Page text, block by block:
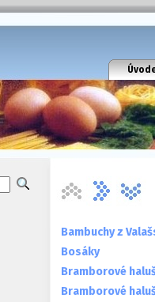
Bambuchy z
Bosáky
Bramborové
Bramborové